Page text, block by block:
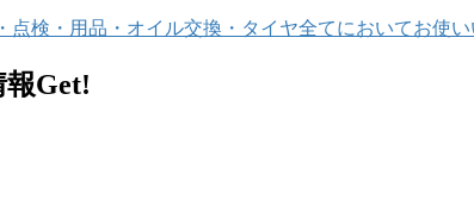
点検・用品・オイル交換・タイヤ全てにおいてお使
Get!